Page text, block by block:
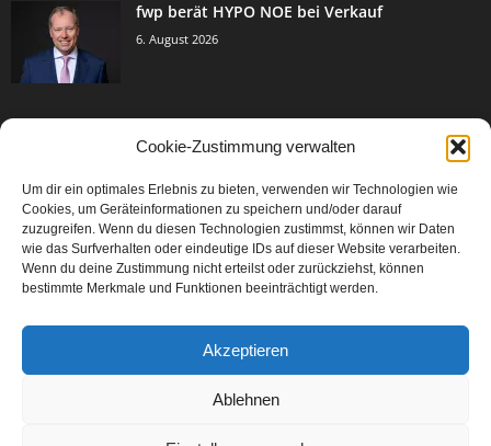
Cookie-Zustimmung verwalten
Um dir ein optimales Erlebnis zu bieten, verwenden wir Technologien wie
Cookies, um Geräteinformationen zu speichern und/oder darauf
zuzugreifen. Wenn du diesen Technologien zustimmst, können wir Daten
wie das Surfverhalten oder eindeutige IDs auf dieser Website verarbeiten.
Wenn du deine Zustimmung nicht erteilst oder zurückziehst, können
bestimmte Merkmale und Funktionen beeinträchtigt werden.
Akzeptieren
Ablehnen
fwp berät HYPO NOE bei Verkauf
6. August 2026
Events & Success 3005
Breaking News 2067
Aktuelles
Featured Article
Karriere 567